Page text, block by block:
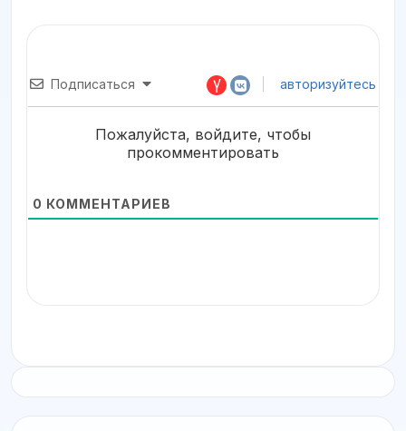
Подписаться авторизуйтесь
Пожалуйста, войдите, чтобы
прокомментировать
0 КОММЕНТАРИЕВ